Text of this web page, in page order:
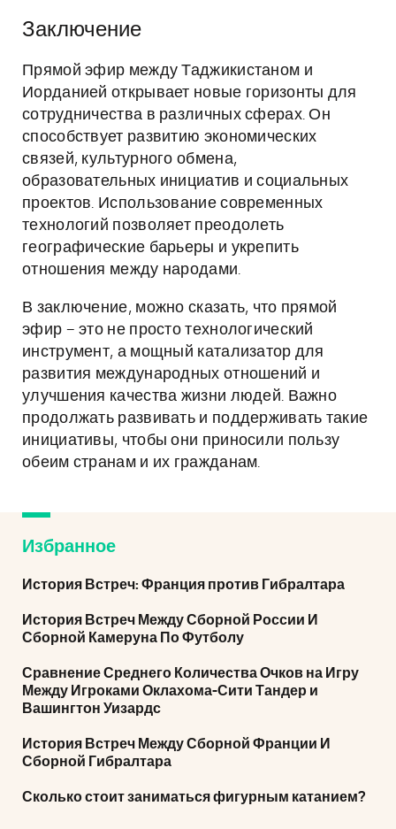
Заключение
Прямой эфир между Таджикистаном и
Иорданией открывает новые горизонты для
сотрудничества в различных сферах. Он
способствует развитию экономических
связей, культурного обмена,
образовательных инициатив и социальных
проектов. Использование современных
технологий позволяет преодолеть
географические барьеры и укрепить
отношения между народами.
В заключение, можно сказать, что прямой
эфир – это не просто технологический
инструмент, а мощный катализатор для
развития международных отношений и
улучшения качества жизни людей. Важно
продолжать развивать и поддерживать такие
инициативы, чтобы они приносили пользу
обеим странам и их гражданам.
Избранное
История Встреч: Франция против Гибралтара
История Встреч Между Сборной России И
Сборной Камеруна По Футболу
Сравнение Среднего Количества Очков на Игру
Между Игроками Оклахома-Сити Тандер и
Вашингтон Уизардс
История Встреч Между Сборной Франции И
Сборной Гибралтара
Сколько стоит заниматься фигурным катанием?